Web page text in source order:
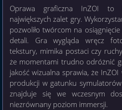
Oprawa graficzna InZOI to
największych zalet gry.
pozwoliło twórcom na
detali. Gra wygląda wręcz
tekstury, mimika postaci czy
że momentami trudno odróżnić
jakość wizualna sprawia, że
produkcji w gatunku
znajduje się we wczesnym
niezrównany poziom immersji.